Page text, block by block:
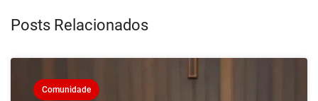
Posts Relacionados
Comunidade